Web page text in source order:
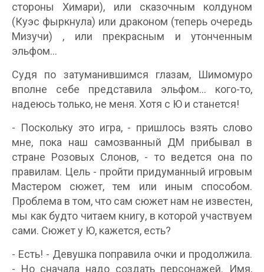
стороны Химари), или сказочным колдуном
(Куэс фыркнула) или драконом (теперь очередь
Мизучи) , или прекрасным и утонченным
эльфом...
Судя по затуманившимся глазам, Шимомуро
вполне себе представила эльфом... кого-то,
надеюсь только, не меня. Хотя с Ю и станется!
- Поскольку это игра, - пришлось взять слово
мне, пока наш самозванный ДМ прибывал в
стране Розовых Слонов, - то ведется она по
правилам. Цель - пройти придуманный игровым
Мастером сюжет, тем или иным способом.
Проблема в том, что сам сюжет нам не известен,
мы как будто читаем книгу, в которой участвуем
сами. Сюжет у Ю, кажется, есть?
- Есть! - Девушка поправила очки и продолжила.
- Но сначала надо создать персонажей. Имя,